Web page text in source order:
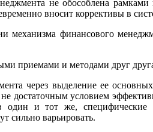
не обособлена
вносит коррективы в
механизма финансового
приемами и методами друг
через выделение ее
достаточным условием
один и тот же,
сильно варьировать.